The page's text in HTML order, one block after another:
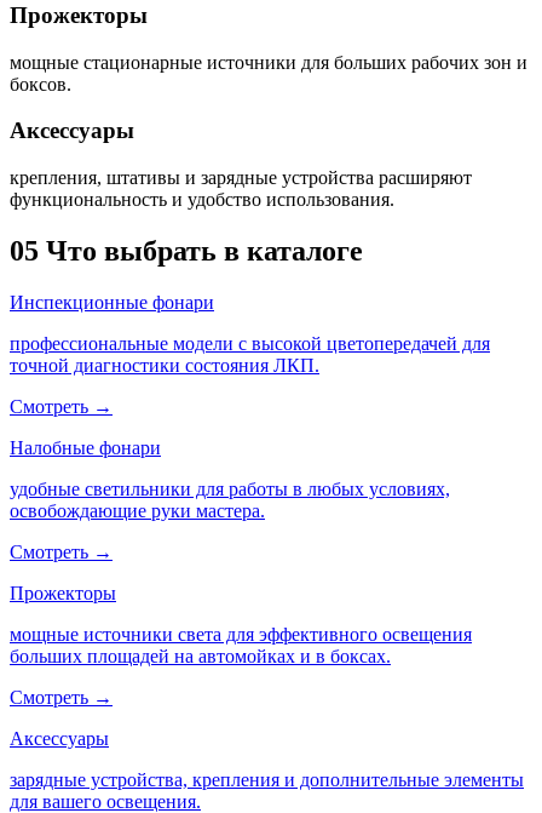
Прожекторы
мощные стационарные источники для больших рабочих зон и
боксов.
Аксессуары
крепления, штативы и зарядные устройства расширяют
функциональность и удобство использования.
05 Что выбрать в каталоге
Инспекционные фонари
профессиональные модели с высокой цветопередачей для
точной диагностики состояния ЛКП.
Смотреть →
Налобные фонари
удобные светильники для работы в любых условиях,
освобождающие руки мастера.
Смотреть →
Прожекторы
мощные источники света для эффективного освещения
больших площадей на автомойках и в боксах.
Смотреть →
Аксессуары
зарядные устройства, крепления и дополнительные элементы
для вашего освещения.